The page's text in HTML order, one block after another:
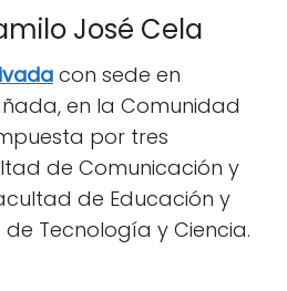
José Cela
con sede en
en la Comunidad
por tres
de Comunicación y
de Educación y
Tecnología y Ciencia.